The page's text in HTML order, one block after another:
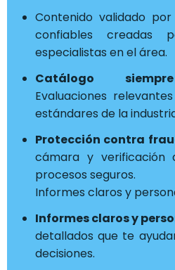
Contenido validado
confiables creadas
especialistas en el área.
Catálogo
Evaluaciones
estándares de la
Protección contra
cámara y verificación
procesos seguros.
Informes claros y
Informes claros y
detallados que te
decisiones.